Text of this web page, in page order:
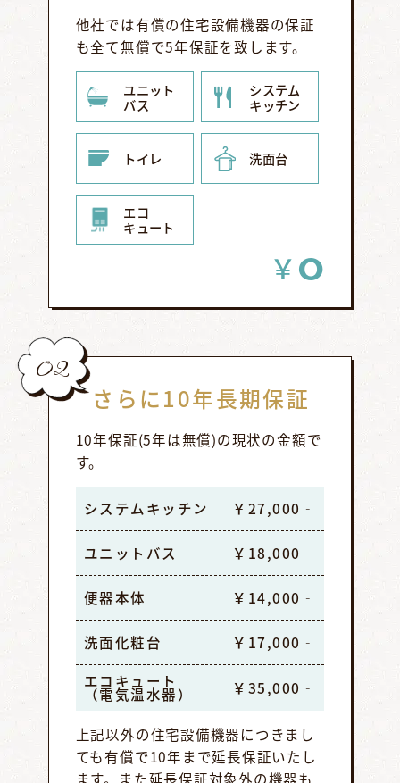
他社では有償の住宅設備機器の保証
も全て無償で5年保証を致します。
ユニット
バス
システム
キッチン
トイレ 洗面台
エコ
キュート
￥0
02
さらに10年長期保証
10年保証(5年は無償)の現状の金額で
す。
システムキッチン ￥27,000‐
ユニットバス ￥18,000‐
便器本体 ￥14,000‐
洗面化粧台
￥17,000‐
エコキュート
（電気温水器） ￥35,000‐
上記以外の住宅設備機器につきまし
ても有償で10年まで延長保証いたし
ます。また延長保証対象外の機器も